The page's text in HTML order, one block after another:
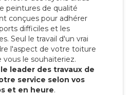
peintures de qualité
conçues pour adhérer
difficiles et les
Seul le travail d'un vrai
l'aspect de votre toiture
vous le souhaiteriez.
leader des travaux de
service selon vos
et en heure.